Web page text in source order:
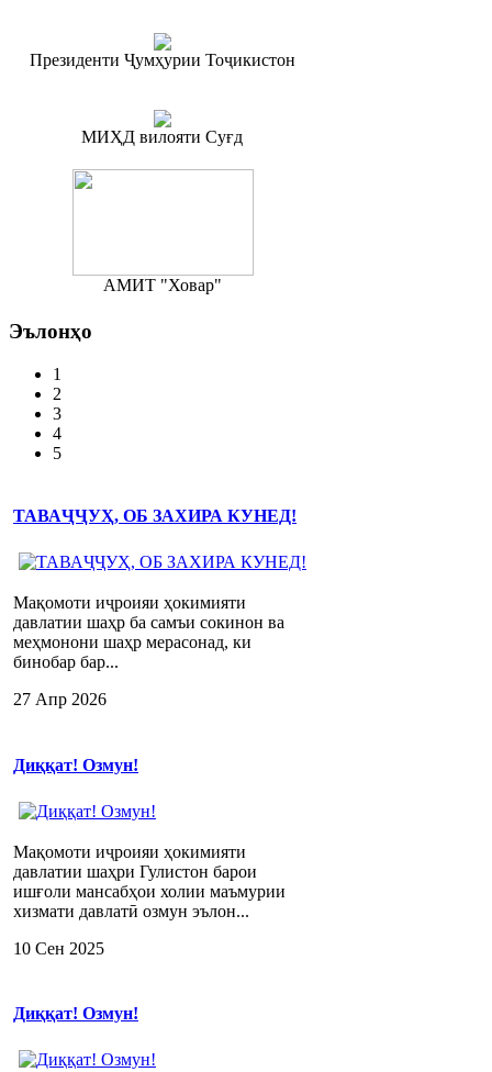
Президенти Ҷумҳурии Тоҷикистон
МИҲД вилояти Суғд
АМИТ "Ховар"
Эълонҳо
1
2
3
4
5
ТАВАҶҶУҲ, ОБ ЗАХИРА КУНЕД!
Мақомоти иҷроияи ҳокимияти
давлатии шаҳр ба самъи сокинон ва
меҳмонони шаҳр мерасонад, ки
бинобар бар...
27 Апр 2026
Диққат! Озмун!
Мақомоти иҷроияи ҳокимияти
давлатии шаҳри Гулистон барои
ишғоли мансабҳои холии маъмурии
хизмати давлатӣ озмун эълон...
10 Сен 2025
Диққат! Озмун!